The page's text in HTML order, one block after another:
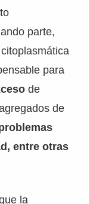
parte,
para
de
de
entre otras
la